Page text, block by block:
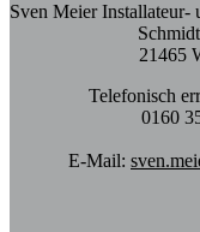
Sven Meier Installateur-
21465
Telefonisch
0160
E-Mail: